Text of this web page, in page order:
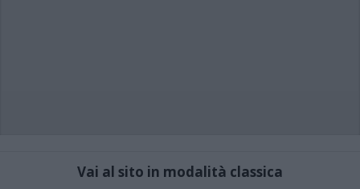
Vai al sito in modalità classica